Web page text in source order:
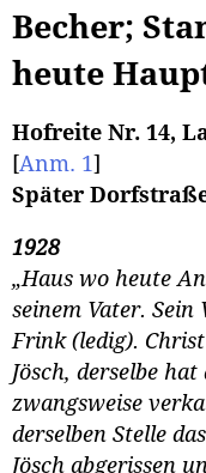
Becher;
heute
Hofreite Nr. 14,
[Anm. 1]
Später
1928
„Haus wo heute
seinem Vater. Sein
Frink (ledig).
Jösch, derselbe
zwangsweise
derselben Stelle
Jösch abgerissen